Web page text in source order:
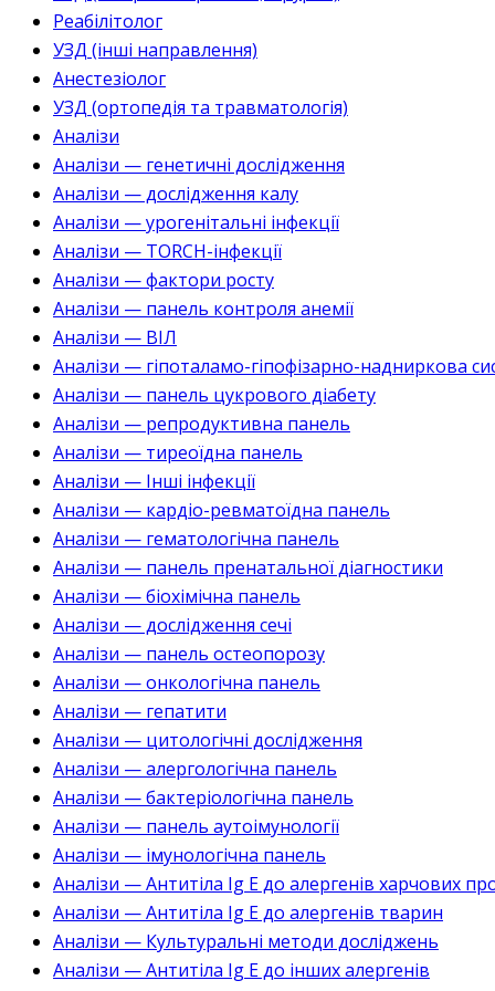
Реабілітолог
УЗД (інші направлення)
Анестезіолог
УЗД (ортопедія та травматологія)
Аналізи
Аналізи — генетичні дослідження
Аналізи — дослідження калу
Аналізи — урогенітальні інфекції
Аналізи — TORCH-інфекції
Аналізи — фактори росту
Аналізи — панель контроля анемії
Аналізи — ВІЛ
Аналізи — гіпоталамо-гіпофізарно-надниркова
Аналізи — панель цукрового діабету
Аналізи — репродуктивна панель
Аналізи — тиреоїдна панель
Аналізи — Інші інфекції
Аналізи — кардіо-ревматоїдна панель
Аналізи — гематологічна панель
Аналізи — панель пренатальної діагностики
Аналізи — біохімічна панель
Аналізи — дослідження сечі
Аналізи — панель остеопорозу
Аналізи — онкологічна панель
Аналізи — гепатити
Аналізи — цитологічні дослідження
Аналізи — алергологічна панель
Аналізи — бактеріологічна панель
Аналізи — панель аутоімунології
Аналізи — імунологічна панель
Аналізи — Антитіла Ig E до алергенів харчових
Аналізи — Антитіла Ig E до алергенів тварин
Аналізи — Культуральні методи досліджень
Аналізи — Антитіла Ig E до інших алергенів